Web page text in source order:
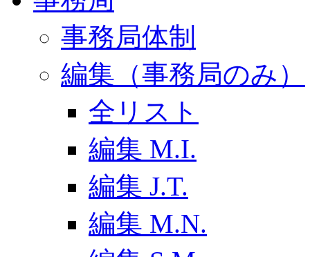
事務局体制
編集（事務局のみ）
全リスト
編集 M.I.
編集 J.T.
編集 M.N.